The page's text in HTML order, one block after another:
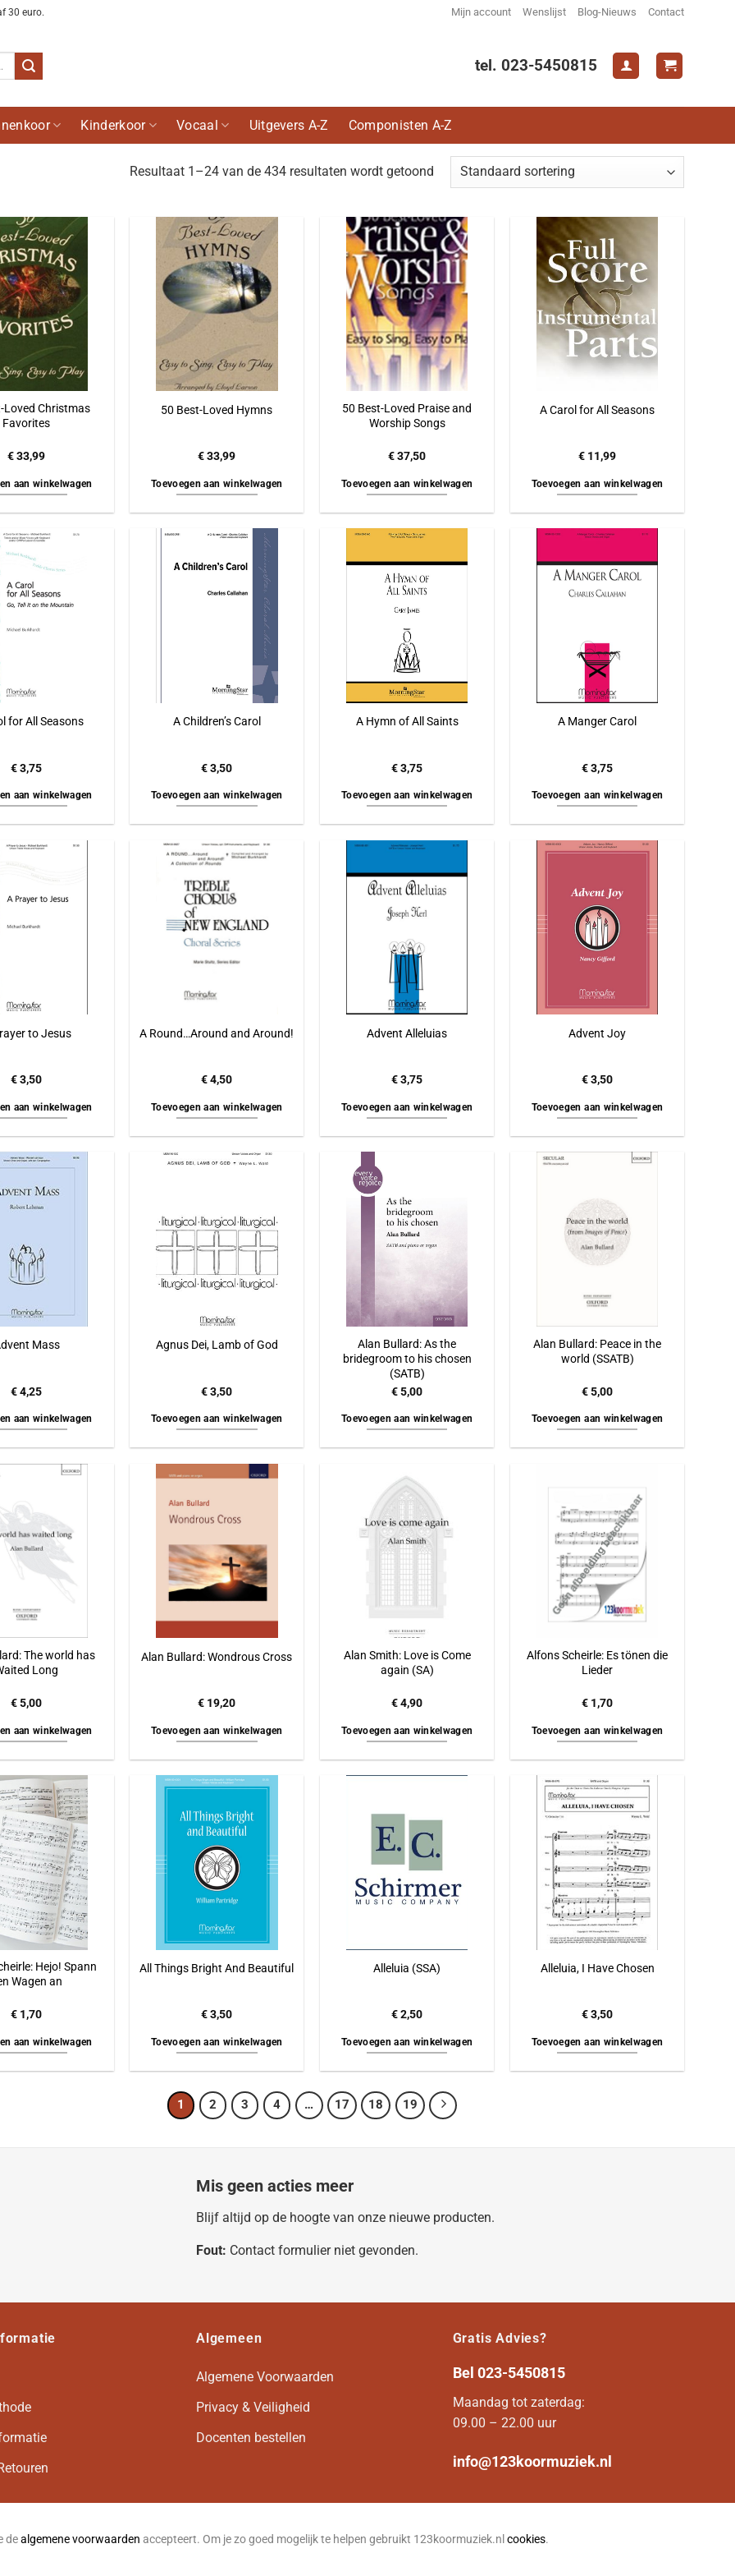
30 euro. Mijn account Wenslijst Blog-Nieuws Contact
tel. 023-5450815
Kinderkoor Vocaal Uitgevers A-Z Componisten A-Z
Resultaat 1–24 van de 434 resultaten wordt getoond
Loved Christmas
Favorites
€33,99
aan winkelwagen
50 Best-Loved Hymns
€33,99
Toevoegen aan winkelwagen
50 Best-Loved Praise and
Worship Songs
€37,50
Toevoegen aan winkelwagen
A Carol for All Seasons
€ 11,99
Toevoegen aan winkelwagen
for All Seasons
€3,75
aan winkelwagen
A Children’s Carol
€3,50
Toevoegen aan winkelwagen
A Hymn of All Saints
€3,75
Toevoegen aan winkelwagen
A Manger Carol
€3,75
Toevoegen aan winkelwagen
to Jesus
€3,50
aan winkelwagen
A Round…Around and Around!
€4,50
Toevoegen aan winkelwagen
Advent Alleluias
€3,75
Toevoegen aan winkelwagen
Advent Joy
€3,50
Toevoegen aan winkelwagen
Mass
€4,25
aan winkelwagen
Agnus Dei, Lamb of God
€3,50
Toevoegen aan winkelwagen
Alan Bullard: As the
bridegroom to his chosen
(SATB)
€5,00
Toevoegen aan winkelwagen
Alan Bullard: Peace in the
world (SSATB)
€5,00
Toevoegen aan winkelwagen
The world has
Long
€5,00
aan winkelwagen
Alan Bullard: Wondrous Cross
€ 19,20
Toevoegen aan winkelwagen
Alan Smith: Love is Come
again (SA)
€4,90
Toevoegen aan winkelwagen
Alfons Scheirle: Es tönen die
Lieder
€ 1,70
Toevoegen aan winkelwagen
Hejo! Spann
Wagen an
€ 1,70
aan winkelwagen
All Things Bright And Beautiful
€3,50
Toevoegen aan winkelwagen
Alleluia (SSA)
€2,50
Toevoegen aan winkelwagen
Alleluia, I Have Chosen
€3,50
Toevoegen aan winkelwagen
1 2 3 4 … 17 18 19
Mis geen acties meer
Blijf altijd op de hoogte van onze nieuwe producten.
Fout: Contact formulier niet gevonden.
Algemeen
Algemene Voorwaarden
Privacy & Veiligheid
Docenten bestellen
Gratis Advies?
Bel 023-5450815
Maandag tot zaterdag:
09.00 – 22.00 uur
info@123koormuziek.nl
dealgemene voorwaarden accepteert. Om je zo goed mogelijk te helpen gebruikt 123koormuziek.nl cookies.